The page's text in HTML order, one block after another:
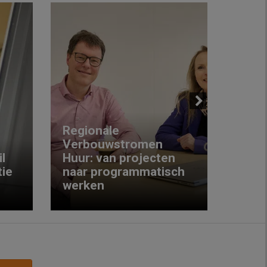
Regionale
Verbouwstromen
Huur: van projecten
naar programmatisch
werken
Next